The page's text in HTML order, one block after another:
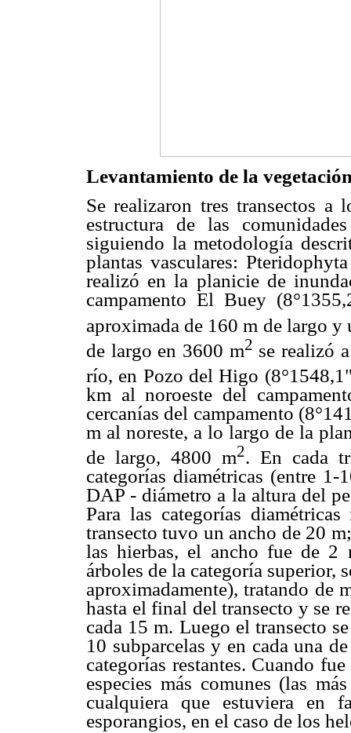
Levantamiento de la
Se realizaron tres transectos
estructura de las
siguiendo la metodología
plantas vasculares:
realizó en la planicie de
campamento El Buey
aproximada de 160 m de largo y
de largo en 3600 m2 se realizó
río, en Pozo del Higo
km al noroeste del
cercanías del campamento
m al noreste, a lo largo de la
de largo, 4800 m2. En cada
categorías diamétricas (entre 1-
DAP - diámetro a la altura del
Para las categorías
transecto tuvo un ancho de 20 m;
las hierbas, el ancho fue de 2
árboles de la categoría superior,
aproximadamente), tratando de
hasta el final del transecto y se
cada 15 m. Luego el transecto
10 subparcelas y en cada una
categorías restantes. Cuando
especies más comunes (las
cualquiera que estuviera en
esporangios, en el caso de los